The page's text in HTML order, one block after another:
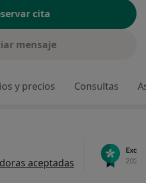
cita
mensaje
y precios Consultas
aceptadas